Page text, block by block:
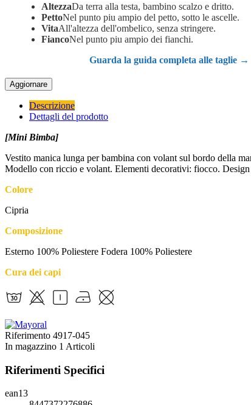
AltezzaDa terra alla testa, bambino scalzo e dritto.
PettoNel punto piu ampio del petto, sotto le ascelle.
VitaAll'altezza dell'ombelico, senza stringere.
FiancoNel punto piu ampio dei fianchi.
Guarda la guida completa alle taglie →
Descrizione
Dettagli del prodotto
[Mini Bimba]
Vestito manica lunga per bambina con volant sul bordo della
Modello con riccio e volant. Elementi decorativi: fiocco. Design
Colore
Cipria
Composizione
Esterno 100% Poliestere Fodera 100% Poliestere
Cura dei capi
Riferimento 4917-045
In magazzino 1 Articoli
Riferimenti Specifici
ean13